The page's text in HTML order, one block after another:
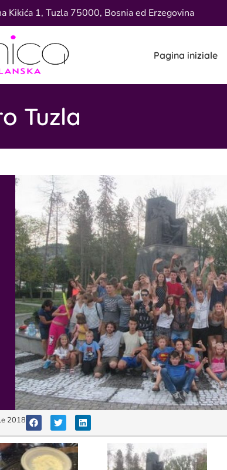
Kikića 1, Tuzla 75000, Bosnia ed Erzegovina
Pagina iniziale
Tuzla
2018